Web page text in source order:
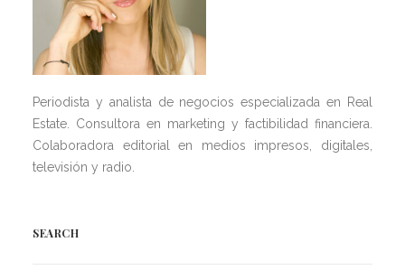
Periodista y analista de negocios especializada en Real
Estate. Consultora en marketing y factibilidad financiera.
Colaboradora editorial en medios impresos, digitales,
televisión y radio.
SEARCH